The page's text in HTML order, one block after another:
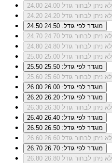
24.00
לא ניתן לבחור גודל 24.00
24.20
לא ניתן לבחור גודל 24.20
24.50
מוגדר לפי גודל: 24.50
24.70
לא ניתן לבחור גודל 24.70
24.80
לא ניתן לבחור גודל 24.80
25.00
לא ניתן לבחור גודל 25.00
25.50
מוגדר לפי גודל: 25.50
25.60
לא ניתן לבחור גודל 25.60
26.00
מוגדר לפי גודל: 26.00
26.20
מוגדר לפי גודל: 26.20
26.30
לא ניתן לבחור גודל 26.30
26.40
מוגדר לפי גודל: 26.40
26.50
מוגדר לפי גודל: 26.50
26.60
לא ניתן לבחור גודל 26.60
26.70
מוגדר לפי גודל: 26.70
26.80
לא ניתן לבחור גודל 26.80